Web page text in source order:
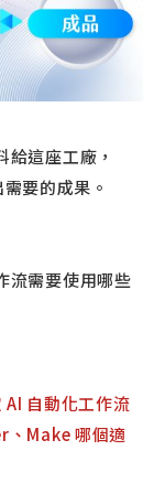
這座工廠，
要的成果。
流需要使用哪些
AI 自動化工作流
Make 哪個適